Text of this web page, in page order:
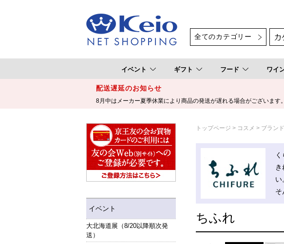
イベント ギフト フード ワイ
配送遅延のお知らせ
8月中はメーカー夏季休業により商品の発送が遅れる場合がございます
イベント
大北海道展（8/20以降順次発
送）
トップページ コスメ ブランド
い
そ
ちふれ